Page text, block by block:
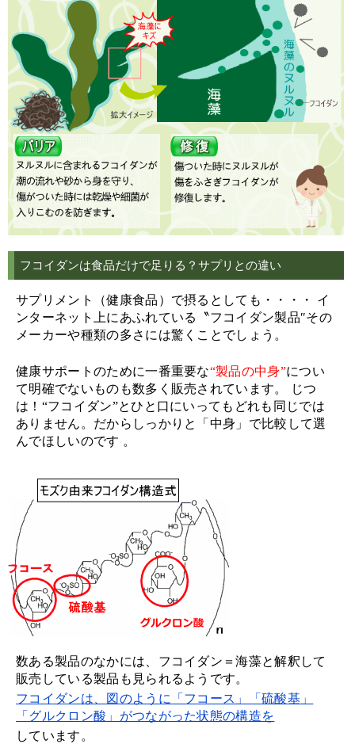
フコイダンは食品だけで足りる？サプリとの違い
サプリメント（健康食品）で摂るとしても・・・・ イ
ンターネット上にあふれている〝フコイダン製品″その
メーカーや種類の多さには驚くことでしょう。
健康サポートのために一番重要な“製品の中身”につい
て明確でないものも数多く販売されています。 じつ
は！“フコイダン”とひと口にいってもどれも同じでは
ありません。だからしっかりと「中身」で比較して選
んでほしいのです 。
数ある製品のなかには、フコイダン＝海藻と解釈して
販売している製品も見られるようです。
フコイダンは、図のように「フコース」「硫酸基」
「グルクロン酸」がつながった状態の構造を
しています。